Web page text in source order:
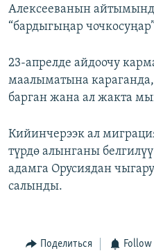
Алексееванын
“бардыгыңар
23-апрелде айдоочу
маалыматына
барган жана ал жакта
Кийинчерээк ал
түрдө алынганы
адамга Орусиядан
салынды.
Поделиться Follow